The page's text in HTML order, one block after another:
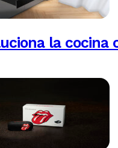
la